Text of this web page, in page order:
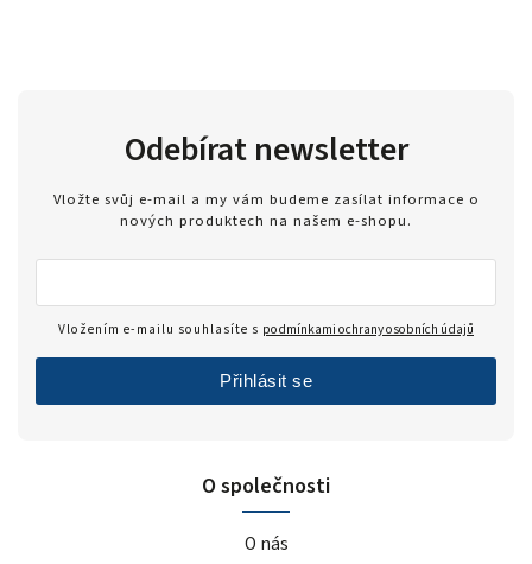
O společnosti
O nás
Odebírat newsletter
Vložte svůj e-mail a my vám budeme zasílat informace o
nových produktech na našem e-shopu.
Vložením e-mailu souhlasíte s podmínkami ochrany osobních údajů
Přihlásit se